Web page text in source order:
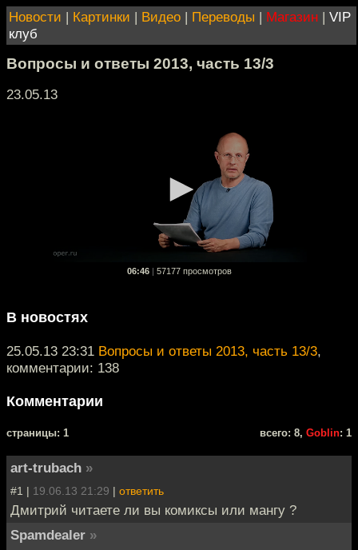
Новости | Картинки | Видео | Переводы | Магазин | VIP
клуб
Вопросы и ответы 2013, часть 13/3
23.05.13
06:46 57177 просмотров
В новостях
25.05.13 23:31 Вопросы и ответы 2013, часть 13/3,
комментарии: 138
Комментарии
cтраницы: 1 всего: 8, Goblin: 1
art-trubach »
#1 | 19.06.13 21:29 | ответить
Дмитрий читаете ли вы комиксы или мангу ?
Spamdealer »